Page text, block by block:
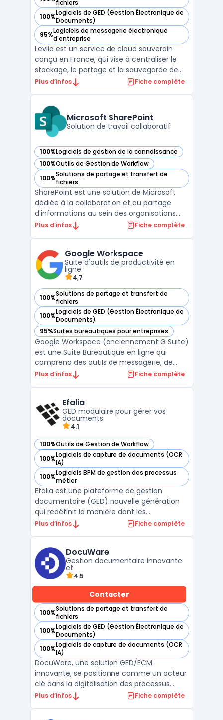
fichiers
— voir Leviia dans cette catégorie
100%Logiciels de GED (Gestion Électronique de
Documents)
— voir Leviia dans cette catégorie
95%Logiciels de messagerie électronique
d'entreprise
— voir Leviia dans cette catégorie
Leviia est un service de cloud souverain
conçu en France, qui vise à centraliser le
stockage, le partage et la sauvegarde de
données pour des usages professionnels.
RGPD, ainsi que des certifications ISO 27001
et HDS (selo ...
Plus d’infos Fiche complète
Microsoft SharePoint
Solution de travail collaboratif
100%Logiciels de gestion de la connaissance
— voir Microsoft SharePoint dans cette catégorie
100%Outils de Gestion de Workflow
— voir Microsoft SharePoint dans cette catégorie
100%Solutions de partage et transfert de
fichiers
— voir Microsoft SharePoint dans cette catégorie
SharePoint est une solution de Microsoft
dédiée à la collaboration et au partage
d'informations au sein des organisations.
Elle permet de créer des sites d'équipe
partager des fichiers, des données, des
actualités et ...
Plus d’infos Fiche complète
Google Workspace
Suite d'outils de productivité en
ligne.
4,7
100%Solutions de partage et transfert de
fichiers
— voir Google Workspace dans cette catégorie
100%Logiciels de GED (Gestion Électronique de
Documents)
— voir Google Workspace dans cette catégorie
95%Suites bureautiques pour entreprises
— voir Google Workspace dans cette catégorie
Google Workspace (anciennement G Suite)
est une Suite Bureautique en ligne qui
comprend des outils de messagerie, de
stockage, de partage et de collaboration.
documents, des feuilles de calcul et des
présentations. Les ou ...
Plus d’infos Fiche complète
Efalia
GED modulaire pour gérer vos
documents
4.1
100%Outils de Gestion de Workflow
— voir Efalia dans cette catégorie
100%Logiciels de capture de documents (OCR
IA)
— voir Efalia dans cette catégorie
100%Logiciels BPM de gestion des processus
métier
— voir Efalia dans cette catégorie
Efalia est une plateforme de gestion
documentaire (GED) nouvelle génération
qui redéfinit la manière dont les
organisations gèrent leurs documents et
pas de stocker des documents : c'est
une solution docume ...
Plus d’infos Fiche complète
DocuWare
Gestion documentaire innovante
et
4.5
Contacter
100%Solutions de partage et transfert de
fichiers
— voir DocuWare dans cette catégorie
100%Logiciels de GED (Gestion Électronique de
Documents)
— voir DocuWare dans cette catégorie
100%Logiciels de capture de documents (OCR
IA)
— voir DocuWare dans cette catégorie
DocuWare, une solution GED/ECM
innovante, se positionne comme un acteur
clé dans la digitalisation des processus
d'entreprise. Son archivage sécurisé des
Plus d’infos Fiche complète